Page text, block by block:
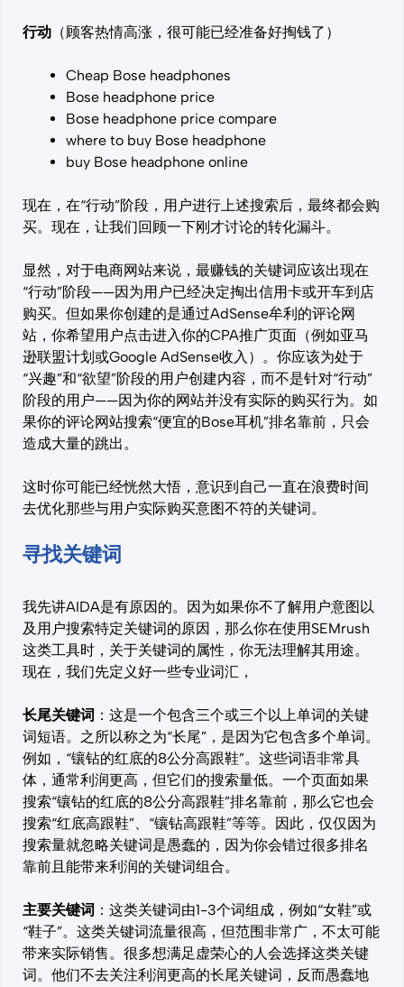
行动 （顾客热情高涨，很可能已经准备好掏钱了）
Cheap Bose headphones
Bose headphone price
Bose headphone price compare
where to buy Bose headphone
buy Bose headphone online
现在，在“行动”阶段，用户进行上述搜索后，最终都会购
买。现在，让我们回顾一下刚才讨论的转化漏斗。
显然，对于电商网站来说，最赚钱的关键词应该出现在
“行动”阶段——因为用户已经决定掏出信用卡或开车到店
购买。但如果你创建的是通过AdSense牟利的评论网
站，你希望用户点击进入你的CPA推广页面（例如亚马
逊联盟计划或Google AdSense收入）。你应该为处于
“兴趣”和“欲望”阶段的用户创建内容，而不是针对“行动”
阶段的用户——因为你的网站并没有实际的购买行为。如
果你的评论网站搜索“便宜的Bose耳机”排名靠前，只会
造成大量的跳出。
这时你可能已经恍然大悟，意识到自己一直在浪费时间
去优化那些与用户实际购买意图不符的关键词。
寻找关键词
我先讲AIDA是有原因的。因为如果你不了解用户意图以
及用户搜索特定关键词的原因，那么你在使用SEMrush
这类工具时，关于关键词的属性，你无法理解其用途。
现在，我们先定义好一些专业词汇，
长尾关键词 ：这是一个包含三个或三个以上单词的关键
词短语。之所以称之为“长尾”，是因为它包含多个单词。
例如，“镶钻的红底的8公分高跟鞋”。这些词语非常具
体，通常利润更高，但它们的搜索量低。一个页面如果
搜索“镶钻的红底的8公分高跟鞋”排名靠前，那么它也会
搜索“红底高跟鞋”、“镶钻高跟鞋”等等。因此，仅仅因为
搜索量就忽略关键词是愚蠢的，因为你会错过很多排名
靠前且能带来利润的关键词组合。
主要关键词 ：这类关键词由1-3个词组成，例如“女鞋”或
“鞋子”。这类关键词流量很高，但范围非常广，不太可能
带来实际销售。很多想满足虚荣心的人会选择这类关键
词。他们不去关注利润更高的长尾关键词，反而愚蠢地